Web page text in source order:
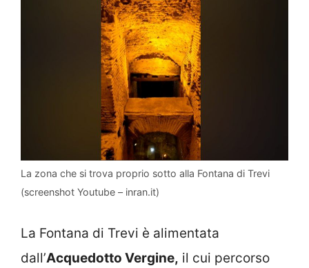
La zona che si trova proprio sotto alla Fontana di Trevi
(screenshot Youtube – inran.it)
La Fontana di Trevi è alimentata
dall’Acquedotto Vergine, il cui percorso